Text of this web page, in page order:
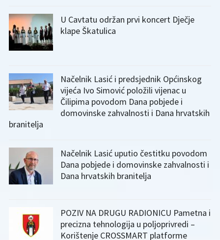
U Cavtatu održan prvi koncert Dječje
klape Škatulica
Načelnik Lasić i predsjednik Općinskog
vijeća Ivo Simović položili vijenac u
Čilipima povodom Dana pobjede i
domovinske zahvalnosti i Dana hrvatskih
branitelja
Načelnik Lasić uputio čestitku povodom
Dana pobjede i domovinske zahvalnosti i
Dana hrvatskih branitelja
POZIV NA DRUGU RADIONICU Pametna i
precizna tehnologija u poljoprivredi –
Korištenje CROSSMART platforme